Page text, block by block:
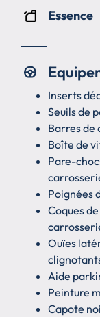
Essence
Inserts
Seuils de
Barres de
Boîte de
Pare-
Poignées
Coques
Ouïes
Aide
Peinture
Capote